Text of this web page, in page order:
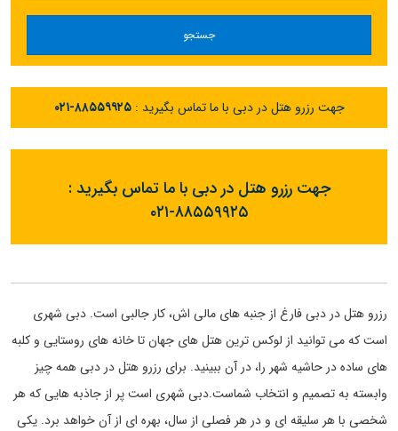
جستجو
جهت رزرو هتل در دبی با ما تماس بگیرید :۰۲۱-۸۸۵۵۹۹۲۵
جهت رزرو هتل در دبی با ما تماس بگیرید :
۰۲۱-۸۸۵۵۹۹۲۵
رزرو هتل در دبی فارغ از جنبه های مالی اش، کار جالبی است. دبی شهری
است که می توانید از لوکس ترین هتل های جهان تا خانه های روستایی و کلبه
های ساده در حاشیه شهر را، در آن ببینید. برای رزرو هتل در دبی همه چیز
وابسته به تصمیم و انتخاب شماست.دبی شهری است پر از جاذبه هایی که هر
شخصی با هر سلیقه ای و در هر فصلی از سال، بهره ای از آن خواهد برد. یکی